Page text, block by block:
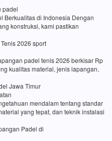
padel
Berkualitas di Indonesia Dengan
konstruksi, kami pastikan
2026 sport
padel tenis 2026 berkisar Rp
kualitas material, jenis lapangan,
Jawa Timur
mendalam tentang standar
yang tepat, dan teknik instalasi
Padel di